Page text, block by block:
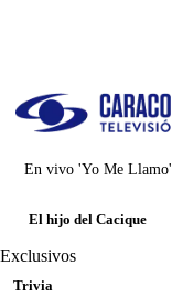
En vivo 'Yo Me Llamo'
El hijo del Cacique
Exclusivos
Trivia